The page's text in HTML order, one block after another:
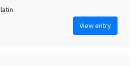
latin
View entry